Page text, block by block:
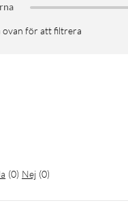
ovan för att filtrera
(0) Nej (0)